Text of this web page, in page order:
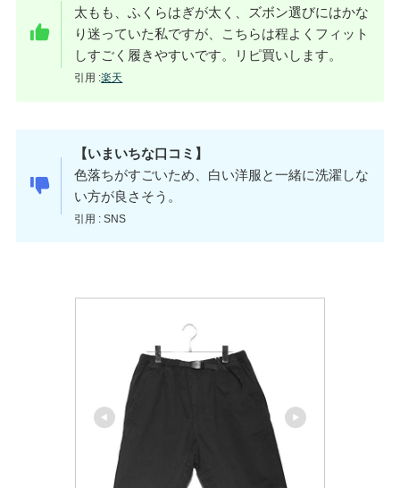
太もも、ふくらはぎが太く、ズボン選びにはかな
り迷っていた私ですが、こちらは程よくフィット
しすごく履きやすいです。リピ買いします。
引用 :楽天
【いまいちな口コミ】
色落ちがすごいため、白い洋服と一緒に洗濯しな
い方が良さそう。
引用 : SNS